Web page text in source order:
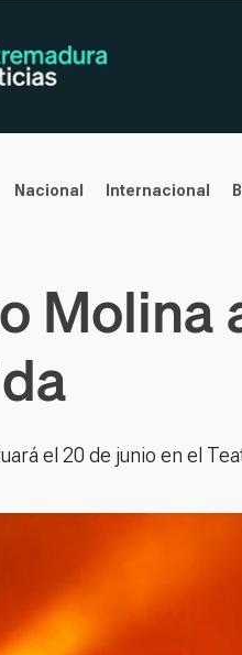
Nacional Internacional
Molina
el 20 de junio en el